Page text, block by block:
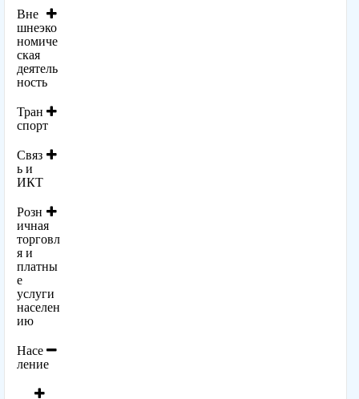
Вне
шнеэко
номиче
ская
деятель
ность
Тран
спорт
Связ
ь и
ИКТ
Розн
ичная
торговл
я и
платны
е
услуги
населен
ию
Насе
ление